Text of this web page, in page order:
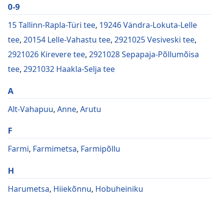
0-9
15 Tallinn-Rapla-Türi tee, 19246 Vändra-Lokuta-Lelle
tee, 20154 Lelle-Vahastu tee, 2921025 Vesiveski tee,
2921026 Kirevere tee, 2921028 Sepapaja-Põllumõisa
tee, 2921032 Haakla-Selja tee
A
Alt-Vahapuu, Anne, Arutu
F
Farmi, Farmimetsa, Farmipõllu
H
Harumetsa, Hiiekõnnu, Hobuheiniku